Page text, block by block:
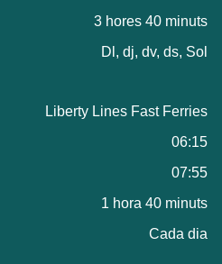
3 hores 40 minuts
Dl, dj, dv, ds, Sol
Liberty Lines Fast Ferries
06:15
07:55
1 hora 40 minuts
Cada dia